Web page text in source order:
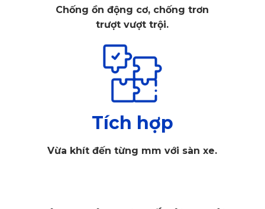
Dưới đây là thông tin chi tiết về thông số kỹ thuật, đặc điểm
Thông số kỹ thuật
tấm bảo vệ pin KATA
Giáp bảo vệ pin VINFAST VF3
Cân nặng 12–13 kg
5–6 kg
Chống ồn động cơ, chống trơn
trượt vượt trội.
Tích hợp
Vừa khít đến từng mm với sàn xe.